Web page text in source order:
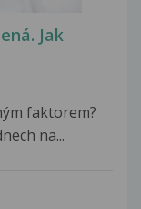
Jak
faktorem?
na...